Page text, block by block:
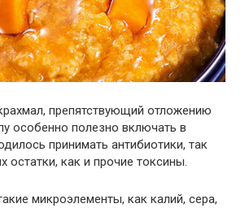
препятствующий отложению
особенно полезно включать в
принимать антибиотики, так
остатки, как и прочие токсины.
микроэлементы, как калий, сера,